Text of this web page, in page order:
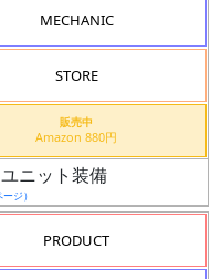
MECHANIC
STORE
販売中
Amazon 880円
ニット装備
ージ）
PRODUCT